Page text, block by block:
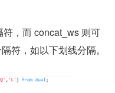
，而 concat_ws 则可
符，如以下划线分隔。